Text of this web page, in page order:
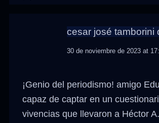
cesar josé tamborini
30 de noviembre de 2023 at
¡Genio del periodismo! amigo
capaz de captar en un
vivencias que llevaron a Héctor